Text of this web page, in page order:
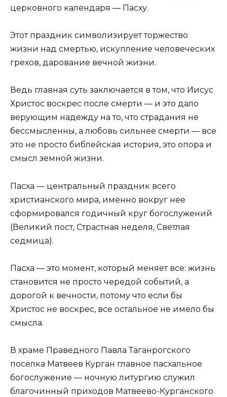
церковного календаря — Пасху.
Этот праздник символизирует торжество
жизни над смертью, искупление человеческих
грехов, дарование вечной жизни.
Ведь главная суть заключается в том, что Иисус
Христос воскрес после смерти — и это дало
верующим надежду на то, что страдания не
бессмысленны, а любовь сильнее смерти — все
это не просто библейская история, это опора и
смысл земной жизни.
Пасха — центральный праздник всего
христианского мира, именно вокруг нее
сформировался годичный круг богослужений
(Великий пост, Страстная неделя, Светлая
седмица).
Пасха — это момент, который меняет все: жизнь
становится не просто чередой событий, а
дорогой к вечности, потому что если бы
Христос не воскрес, все остальное не имело бы
смысла.
В храме Праведного Павла Таганрогского
посёлка Матвеев Курган главное пасхальное
богослужение — ночную литургию служил
благочинный приходов Матвеево-Курганского